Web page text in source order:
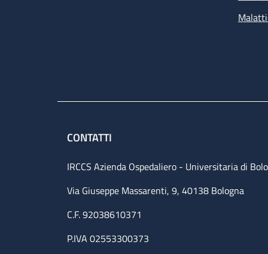
CONTATTI
IRCCS Azienda Ospedaliero - Universitaria di
Via Giuseppe Massarenti, 9, 40138 Bologna
C.F. 92038610371
P.IVA 02553300373